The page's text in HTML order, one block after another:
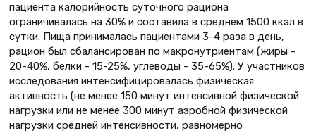
пациента калорийность суточного рациона
ограничивалась на 30% и составила в среднем 1500 ккал в
сутки. Пища принималась пациентами 3-4 раза в день,
рацион был сбалансирован по макронутриентам (жиры -
20-40%, белки - 15-25%, углеводы - 35-65%). У участников
исследования интенсифицировалась физическая
активность (не менее 150 минут интенсивной физической
нагрузки или не менее 300 минут аэробной физической
нагрузки средней интенсивности, равномерно